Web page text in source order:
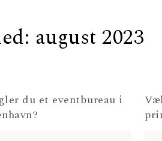
august 2023
du et eventbureau i